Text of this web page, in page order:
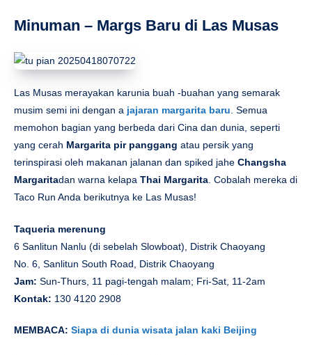
Minuman – Margs Baru di Las Musas
Las Musas merayakan karunia buah -buahan yang semarak
musim semi ini dengan a jajaran margarita baru . Semua
memohon bagian yang berbeda dari Cina dan dunia, seperti
yang cerah Margarita pir panggang atau persik yang
terinspirasi oleh makanan jalanan dan spiked jahe Changsha
Margaritadan warna kelapa Thai Margarita . Cobalah mereka di
Taco Run Anda berikutnya ke Las Musas!
Taqueria merenung
6 Sanlitun Nanlu (di sebelah Slowboat), Distrik Chaoyang
No. 6, Sanlitun South Road, Distrik Chaoyang
Jam: Sun-Thurs, 11 pagi-tengah malam; Fri-Sat, 11-2am
Kontak: 130 4120 2908
MEMBACA: Siapa di dunia wisata jalan kaki Beijing